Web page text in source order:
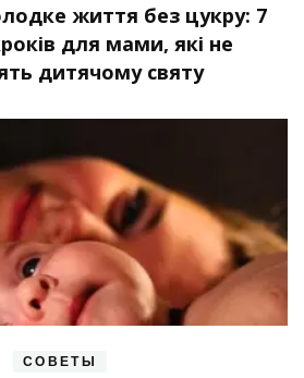
життя без цукру: 7
для мами, які не
дитячому святу
СОВЕТЫ